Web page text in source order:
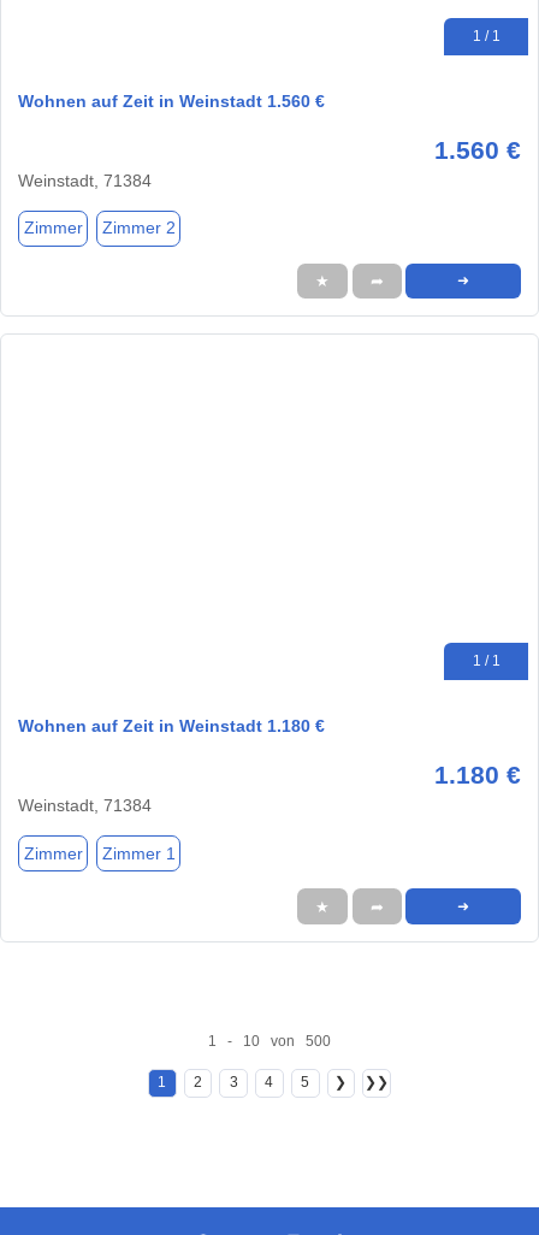
1 / 1
Wohnen auf Zeit in Weinstadt 1.560 €
1.560 €
Weinstadt, 71384
Zimmer Zimmer 2
★ ➦ ➜
1 / 1
Wohnen auf Zeit in Weinstadt 1.180 €
1.180 €
Weinstadt, 71384
Zimmer Zimmer 1
★ ➦ ➜
1 - 10 von 500
1 2 3 4 5 ❯ ❯❯